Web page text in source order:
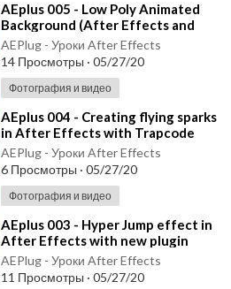
⁣AEplus 005 - Low Poly Animated
Background (After Effects and
Element 3D tutorial)
AEPlug - Уроки After Effects
14 Просмотры · 05/27/20
Фотография и видео
⁣AEplus 004 - Creating flying sparks
in After Effects with Trapcode
Particular
AEPlug - Уроки After Effects
6 Просмотры · 05/27/20
Фотография и видео
⁣AEplus 003 - Hyper Jump effect in
After Effects with new plugin
Stardust (Tutorial)
AEPlug - Уроки After Effects
11 Просмотры · 05/27/20